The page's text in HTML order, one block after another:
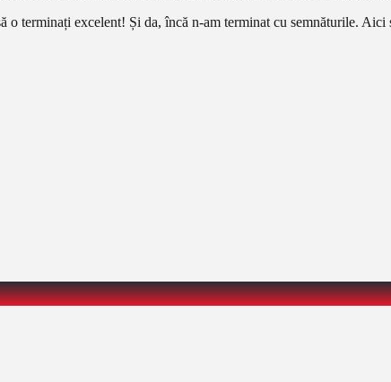
o terminați excelent! Și da, încă n-am terminat cu semnăturile. Aici